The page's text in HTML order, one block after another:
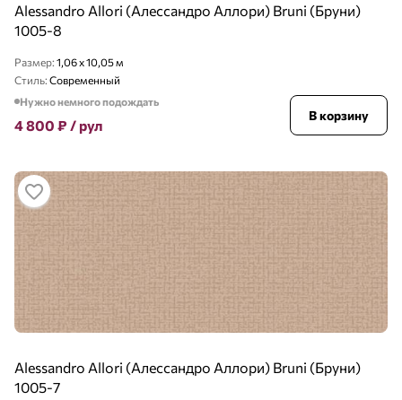
Alessandro Allori (Алессандро Аллори) Bruni (Бруни)
1005-8
Размер: 1,06 x 10,05 м
Стиль: Современный
Нужно немного подождать
4 800 ₽ / рул
В корзину
Alessandro Allori (Алессандро Аллори) Bruni (Бруни)
1005-7